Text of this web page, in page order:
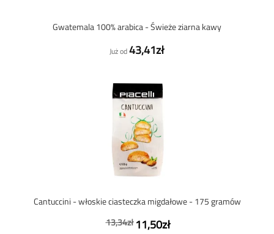
Gwatemala 100% arabica - Świeże ziarna kawy
Już od43,41zł
Cantuccini - włoskie ciasteczka migdałowe - 175 gramów
13,34zł 11,50zł